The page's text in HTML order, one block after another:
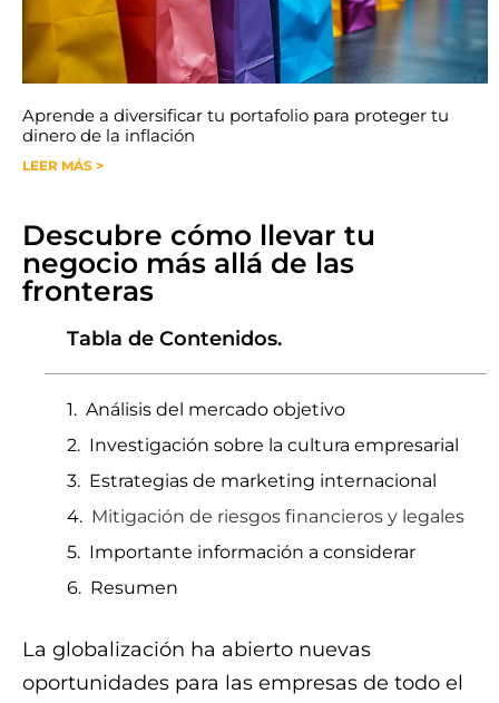
Aprende a diversificar tu portafolio para proteger tu
dinero de la inflación
LEER MÁS >
Descubre cómo llevar tu
negocio más allá de las
fronteras
Tabla de Contenidos.
Análisis del mercado objetivo
Investigación sobre la cultura empresarial
Estrategias de marketing internacional
Mitigación de riesgos financieros y legales
Importante información a considerar
Resumen
La globalización ha abierto nuevas
oportunidades para las empresas de todo el